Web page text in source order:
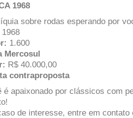
1968
sobre rodas esperando por
1968
1.600
Mercosul
R$ 40.000,00
contraproposta
é apaixonado por clássicos com
de interesse, entre em contato